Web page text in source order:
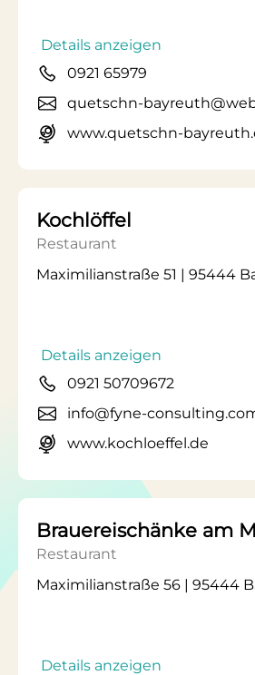
Details anzeigen
0921 65979
quetschn-
www.quetschn-
Kochlöffel
Restaurant
Maximilianstraße 51 | 95444
Details anzeigen
0921 50709672
info@fyne-
www.kochloeffel.de
Brauereischänke am
Restaurant
Maximilianstraße 56 | 95444
Details anzeigen